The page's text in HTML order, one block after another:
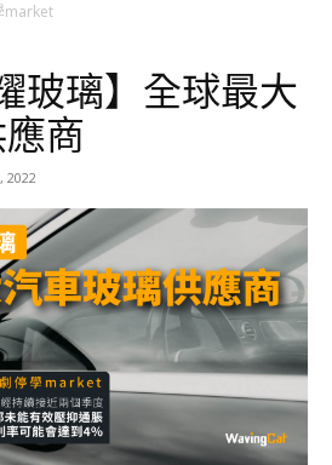
market
玻璃】全球最大
商
2022